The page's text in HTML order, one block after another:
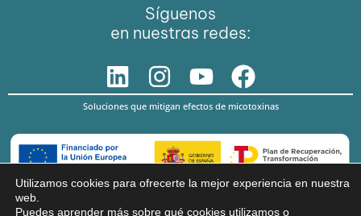
Síguenos
en nuestras redes:
Soluciones que mitigan efectos de micotoxinas
© Copyright 2026 BIŌNTE NUTRITION S.L.
Utilizamos cookies para ofrecerte la mejor experiencia en nuestra
web.
Puedes aprender más sobre qué cookies utilizamos o